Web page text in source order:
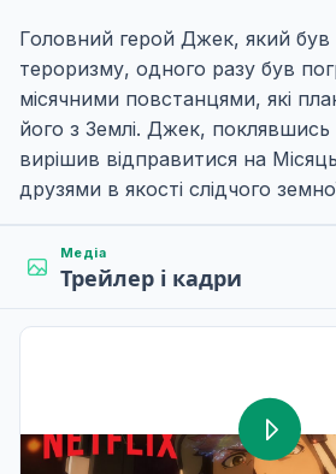
Головний герой Джек, який
тероризму, одного разу був
місячними повстанцями, які
його з Землі. Джек,
вирішив відправитися на
друзями в якості слідчого
Медіа
Трейлер і кадри